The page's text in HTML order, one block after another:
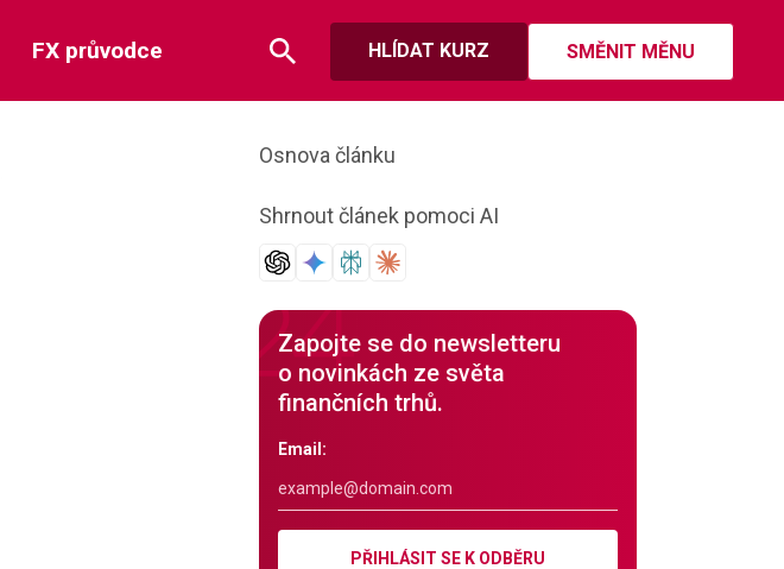
HLÍDAT KURZ SMĚNIT MĚNU
FX průvodce
Osnova článku
Shrnout článek pomoci AI
Zapojte se do newsletteru
o novinkách ze světa
finančních trhů.
Email:
PŘIHLÁSIT SE K ODBĚRU